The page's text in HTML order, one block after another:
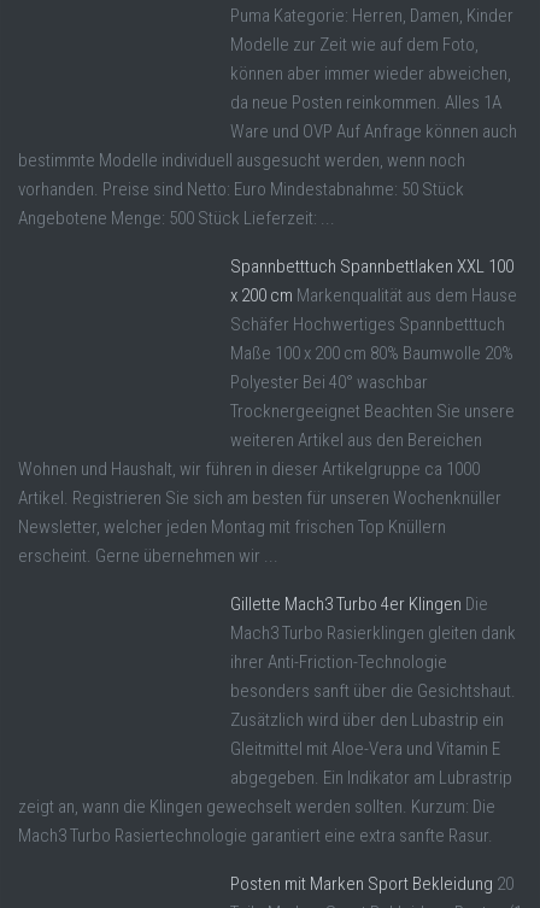
Puma Kategorie: Herren, Damen, Kinder
Modelle zur Zeit wie auf dem Foto,
können aber immer wieder abweichen,
da neue Posten reinkommen. Alles 1A
Ware und OVP Auf Anfrage können auch
bestimmte Modelle individuell ausgesucht werden, wenn noch
vorhanden. Preise sind Netto: Euro Mindestabnahme: 50 Stück
Angebotene Menge: 500 Stück Lieferzeit: ...
Spannbetttuch Spannbettlaken XXL 100
x 200 cm Markenqualität aus dem Hause
Schäfer Hochwertiges Spannbetttuch
Maße 100 x 200 cm 80% Baumwolle 20%
Polyester Bei 40° waschbar
Trocknergeeignet Beachten Sie unsere
weiteren Artikel aus den Bereichen
Wohnen und Haushalt, wir führen in dieser Artikelgruppe ca 1000
Artikel. Registrieren Sie sich am besten für unseren Wochenknüller
Newsletter, welcher jeden Montag mit frischen Top Knüllern
erscheint. Gerne übernehmen wir ...
Gillette Mach3 Turbo 4er Klingen Die
Mach3 Turbo Rasierklingen gleiten dank
ihrer Anti-Friction-Technologie
besonders sanft über die Gesichtshaut.
Zusätzlich wird über den Lubastrip ein
Gleitmittel mit Aloe-Vera und Vitamin E
abgegeben. Ein Indikator am Lubrastrip
zeigt an, wann die Klingen gewechselt werden sollten. Kurzum: Die
Mach3 Turbo Rasiertechnologie garantiert eine extra sanfte Rasur.
Posten mit Marken Sport Bekleidung 20